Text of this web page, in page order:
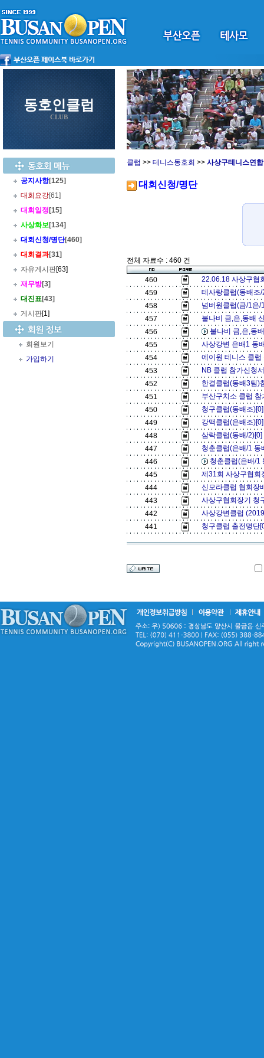
동호인클럽
CLUB
공지사항[125]
대회요강[61]
대회일정 [15]
사상화보[134]
대회신청/명단[460]
대회결과[31]
자유게시판[63]
재무방[3]
대진표[43]
게시판[1]
회원보기
가입하기
클럽 >> 테니스동호회 >> 사상구테니스연
대회신청/명단
전체 자료수 : 460 건
460
22.06.18 사상구협
459
테사랑클럽(동배
458
넘버원클럽(금/1은
457
불나비 금,은,동배
456
불나비 금,은,동
455
사상강변 은배1 동
454
에이원 테니스 클
453
NB 클럽 참가신청
452
한결클럽(동배3팀
451
부산구치소 클럽
450
청구클럽(동배조
449
강맥클럽(은배조
448
삼락클럽(동배/
447
청춘클럽(은배/1
446
청춘클럽(은배/
445
제31회 사상구협
444
신모라클럽 협회장
443
사상구협회장기
442
사상강변클럽
441
청구클럽 출전명